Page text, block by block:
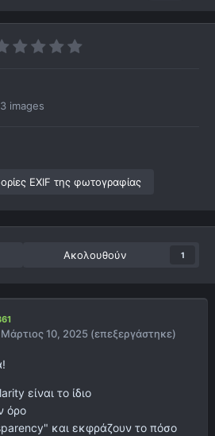
images
EXIF της φωτογραφίας
Ακολουθούν 1
Μάρτιος 10, 2025 (επεξεργάστηκε)
είναι το ίδιο
όρο
και εκφράζουν το πόσο